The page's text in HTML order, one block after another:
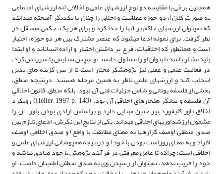
همچنین برخی با مقایسه دو نوع ارزش­های علمی و اخلاقی (نه ارزش­های اجتماعی
به صورت کلان)، دو حوزه عقلانیت و اخلاق را چنان با یکدیگر آمیخته می­دانند
که نمی­توان ارزش­های حاکم بر آنها را جدا کرد و برای هر یک، حکمی مستقل در
نظر گرفت. برای نمونه ادعا می­شود که عنصر مشترک بین هر دو حوزه، اختیار
است و همان­طور که اخلاقیات، فرع بر داشتن اختیار و اراده انسان­اند و او ابتدا
باید مختار باشد تا بتوان او را مسئول دانست و سپس ستایش یا سرزنش کرد،
در فعالیت علمی و عقلی نیز پژوهشگر مختار است تا از بین گزینه های بدیل
انتخاب کند و ارزش­های علمی ناظر به همین مرحله هستند. درنتیجه منطق،
بخشی از فلسفه یونانی و شامل جزئیات فنی آن نبود؛ بلکه منطق، قانون اخلاقیِ
آن فلسفه و بیانگر هنجارهای اخلاقی آن بود. (Heller, 1997, p. 143) رویکرد
اخلاق باور کلیفورد نیز چنین مبنایی دارد و براساس ارادی بودن باور، آن را
مشمول ارزش­داوری­های اخلاقی می­داند. یکی از نتایج این نگرش، ادعای تلازم بین
صدق منطقی (وصف گزاره­ها به معنای مطابقت با واقع) و صدق اخلاقی (وصف
افراد و به معنای روراست بودن با خود) و درنتیجه همپوشانی ارزش­های علمی و
اخلاقی است؛ چراکه تا عامل معرفتی در فرآیند پژوهش با خود صادق نباشد و
خود را فریب ندهد، نمی­توان از رسیدن وی به صدق منطقی اطمینان داشت. او